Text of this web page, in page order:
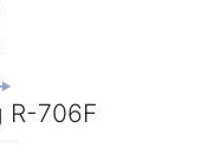
R-706F